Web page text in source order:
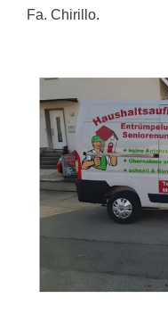
Fa. Chirillo.